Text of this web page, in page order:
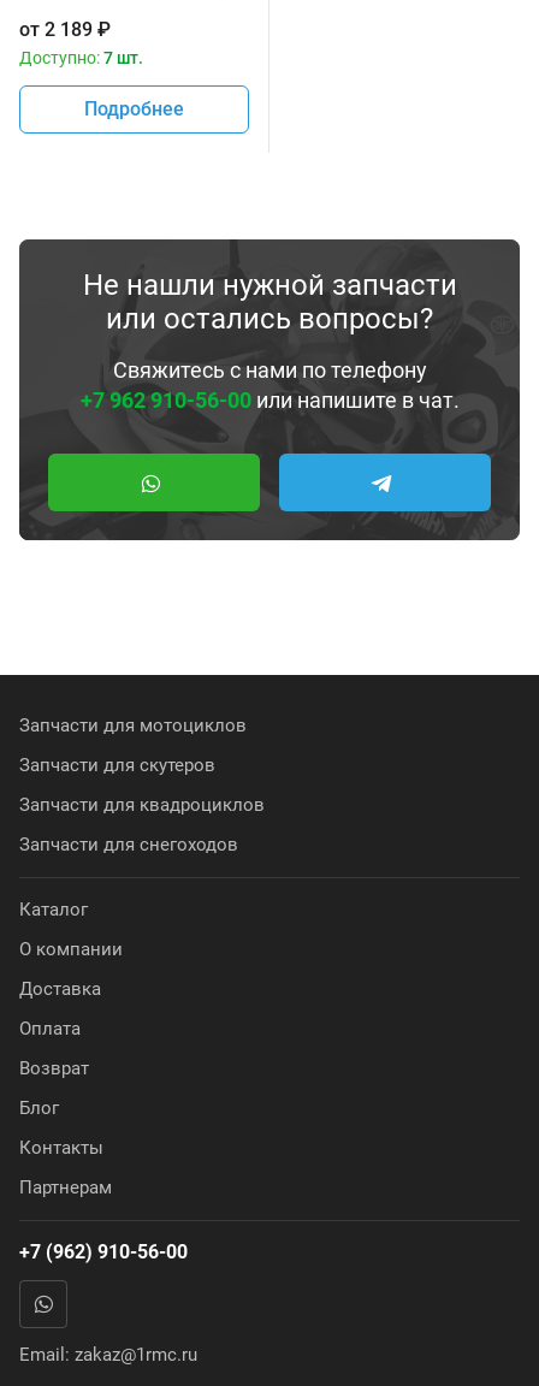
мотоциклов
от 2 189 ₽
Доступно:7 шт.
Подробнее
Не нашли нужной запчасти
или остались вопросы?
Свяжитесь с нами по телефону
+7 962 910-56-00или напишите в чат.
Запчасти для мотоциклов
Запчасти для скутеров
Запчасти для квадроциклов
Запчасти для снегоходов
Каталог
О компании
Доставка
Оплата
Возврат
Блог
Контакты
Партнерам
+7 (962) 910-56-00
Email: zakaz@1rmc.ru